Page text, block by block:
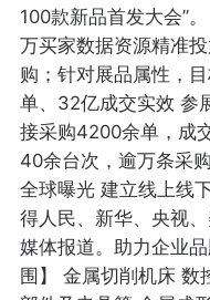
100款新品首发大会”
万买家数据资源精准
购；针对展品属性，
单、32亿成交实效 参
接采购4200余单，成
40余台次，逾万条采
全球曝光 建立线上线
得人民、新华、央视
媒体报道。助力企业
围】 金属切削机床 数